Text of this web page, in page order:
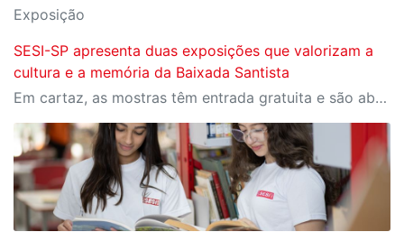
Exposição
SESI-SP apresenta duas exposições que valorizam a
cultura e a memória da Baixada Santista
Em cartaz, as mostras têm entrada gratuita e são abertas à visitação